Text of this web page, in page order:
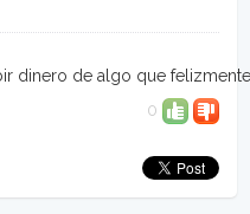
dinero de algo que
0